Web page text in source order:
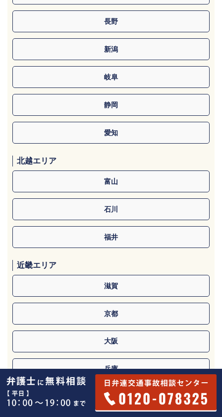
長野
新潟
岐阜
静岡
愛知
北越エリア
富山
石川
福井
近畿エリア
滋賀
京都
大阪
兵庫
奈良